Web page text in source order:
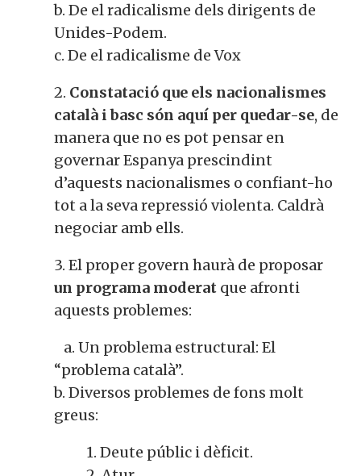
b. De el radicalisme dels dirigents de
Unides-Podem.
c. De el radicalisme de Vox
2. Constatació que els nacionalismes
català i basc són aquí per quedar-se, de
manera que no es pot pensar en
governar Espanya prescindint
d’aquests nacionalismes o confiant-ho
tot a la seva repressió violenta. Caldrà
negociar amb ells.
3. El proper govern haurà de proposar
un programa moderat que afronti
aquests problemes:
a. Un problema estructural: El
“problema català”.
b. Diversos problemes de fons molt
greus:
1. Deute públic i dèficit.